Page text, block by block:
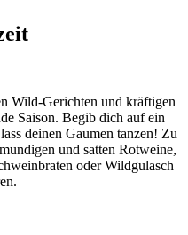
Wild-Gerichten und kräftigen
Saison. Begib dich auf ein
deinen Gaumen tanzen! Zu
und satten Rotweine,
oder Wildgulasch